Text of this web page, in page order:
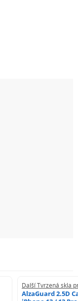
Další Tvrzená skla
AlzaGuard 2.5D